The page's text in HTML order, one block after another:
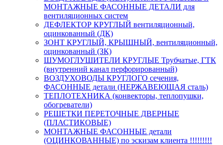
МОНТАЖНЫЕ ФАСОННЫЕ ДЕТАЛИ для
вентиляционных систем
ДЕФЛЕКТОР КРУГЛЫЙ вентиляционный,
оцинкованный (ДК)
ЗОНТ КРУГЛЫЙ, КРЫШНЫЙ, вентиляционный,
оцинкованный (ЗК)
ШУМОГЛУШИТЕЛИ КРУГЛЫЕ Трубчатые, ГТК
(внутренний канал перфорированный)
ВОЗДУХОВОДЫ КРУГЛОГО сечения,
ФАСОННЫЕ детали (НЕРЖАВЕЮЩАЯ сталь)
ТЕПЛОТЕХНИКА (конвекторы, теплопушки,
обогреватели)
РЕШЕТКИ ПЕРЕТОЧНЫЕ ДВЕРНЫЕ
(ПЛАСТИКОВЫЕ)
МОНТАЖНЫЕ ФАСОННЫЕ детали
(ОЦИНКОВАННЫЕ) по эскизам клиента !!!!!!!!!